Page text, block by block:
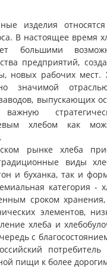
изделия
В настоящее время
большими
предприятий,
новых рабочих мест.
значимой
выпускающих
хлебом как
рынке хлеба
виды
и буханка, так и
категория -
сроком
элементов,
хлеба и
с
пищи к более